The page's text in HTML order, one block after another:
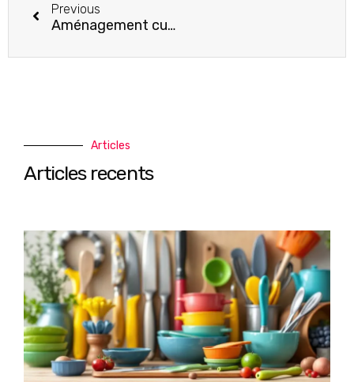
Previous
Aménagement cuisine : Transformez votre espace en un lieu de vie convivial et fonctionnel
Articles
Articles recents